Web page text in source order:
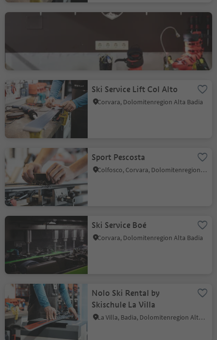
Alta Badia Sport - Shop &
Rental San Cassiano
San Cassiano, Badia, Dolomitenregion Alta Badia
Ski Service Lift Col Alto
Corvara, Dolomitenregion Alta Badia
Sport Pescosta
Colfosco, Corvara, Dolomitenregion Alta Badia
Ski Service Boé
Corvara, Dolomitenregion Alta Badia
Nolo Ski Rental by
Skischule La Villa
La Villa, Badia, Dolomitenregion Alta Badia